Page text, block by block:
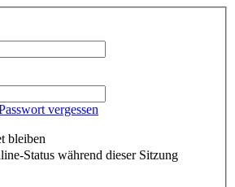
vergessen
bleiben
Status während dieser Sitzung